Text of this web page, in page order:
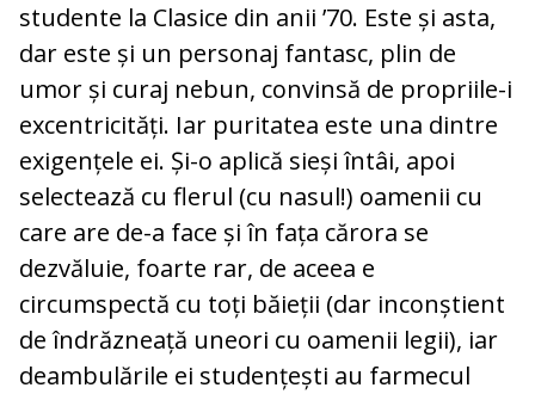
studente la Clasice din anii ’70. Este și asta,
dar este și un personaj fantasc, plin de
umor și curaj nebun, convinsă de propriile-i
excentricități. Iar puritatea este una dintre
exigențele ei. Și-o aplică sieși întâi, apoi
selectează cu flerul (cu nasul!) oamenii cu
care are de-a face și în fața cărora se
dezvăluie, foarte rar, de aceea e
circumspectă cu toți băieții (dar inconștient
de îndrăzneață uneori cu oamenii legii), iar
deambulările ei studențești au farmecul